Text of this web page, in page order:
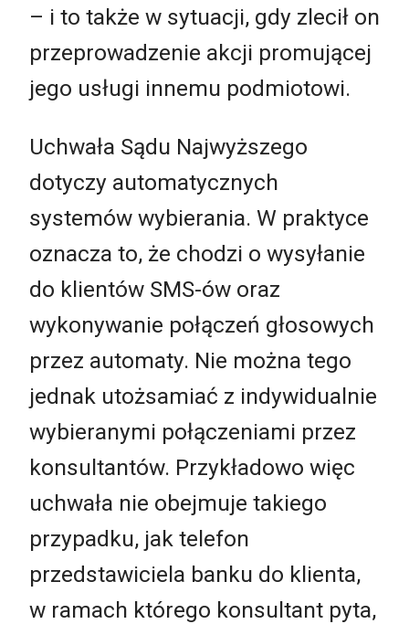
– i to także w sytuacji, gdy zlecił on
przeprowadzenie akcji promującej
jego usługi innemu podmiotowi.
Uchwała Sądu Najwyższego
dotyczy automatycznych
systemów wybierania. W praktyce
oznacza to, że chodzi o wysyłanie
do klientów SMS-ów oraz
wykonywanie połączeń głosowych
przez automaty. Nie można tego
jednak utożsamiać z indywidualnie
wybieranymi połączeniami przez
konsultantów. Przykładowo więc
uchwała nie obejmuje takiego
przypadku, jak telefon
przedstawiciela banku do klienta,
w ramach którego konsultant pyta,